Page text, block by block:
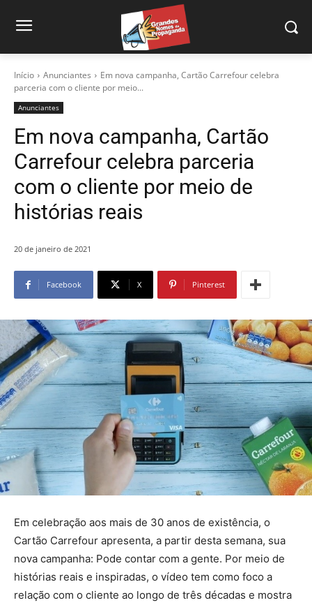
Início Anunciantes
Em nova campanha, Cartão Carrefour celebra
parceria com o cliente por meio...
Anunciantes
Em nova campanha, Cartão
Carrefour celebra parceria
com o cliente por meio de
histórias reais
20 de janeiro de 2021
Facebook X Pinterest
Em celebração aos mais de 30 anos de existência, o
Cartão Carrefour apresenta, a partir desta semana, sua
nova campanha: Pode contar com a gente. Por meio de
histórias reais e inspiradas, o vídeo tem como foco a
relação com o cliente ao longo de três décadas e mostra